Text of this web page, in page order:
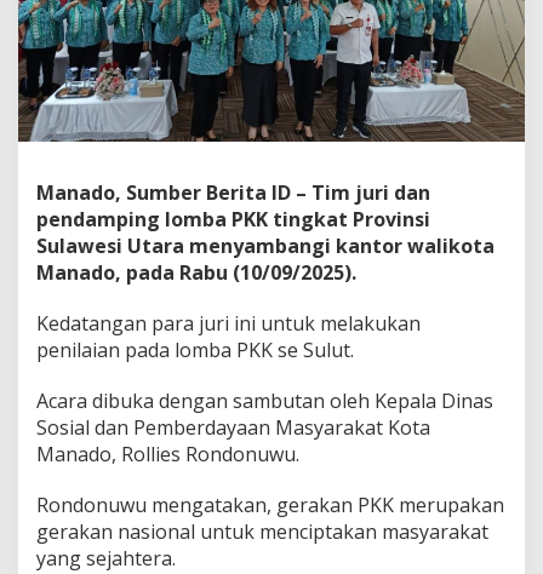
a
t
P
r
v
i
s
i
S
a
m
a
n
g
P
e
m
t
M
Manado, Sumber Berita ID – Tim juri dan
pendamping lomba PKK tingkat Provinsi
Sulawesi Utara menyambangi kantor walikota
Manado, pada Rabu (10/09/2025).
Kedatangan para juri ini untuk melakukan
penilaian pada lomba PKK se Sulut.
Acara dibuka dengan sambutan oleh Kepala Dinas
Sosial dan Pemberdayaan Masyarakat Kota
Manado, Rollies Rondonuwu.
Rondonuwu mengatakan, gerakan PKK merupakan
gerakan nasional untuk menciptakan masyarakat
yang sejahtera.